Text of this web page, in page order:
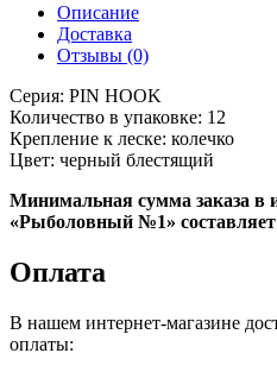
Описание
Доставка
Отзывы (0)
Серия: PIN HOOK
Количество в упаковке: 12
Крепление к леске: колечко
Цвет: черный блестящий
Минимальная сумма заказа в
«Рыболовный №1» составляет
Оплата
В нашем интернет-магазине
оплаты: